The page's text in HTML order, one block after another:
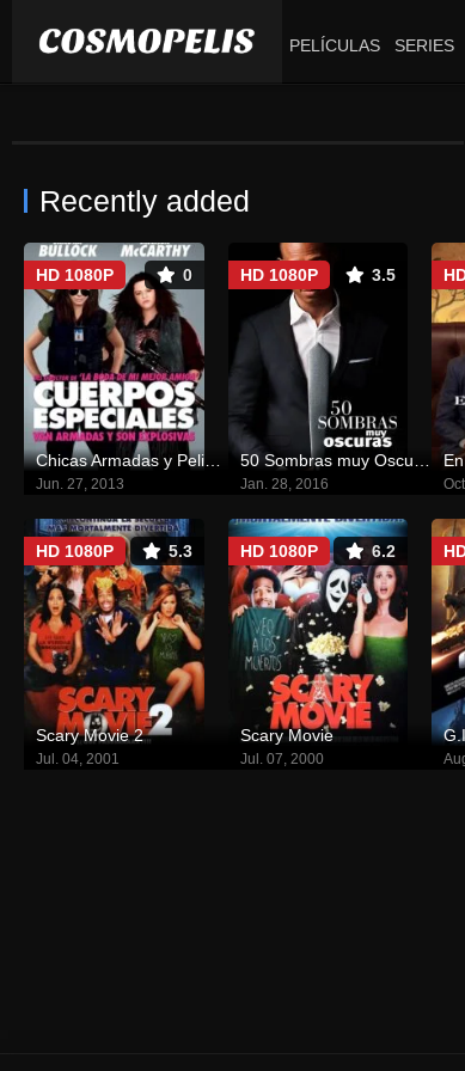
PELÍCULAS SERIES
Recently added
0
HD 1080P
Jun. 27, 2013
3.5
HD 1080P
Jan. 28, 2016
5.3
HD 1080P
Scary Movie 2
Jul. 04, 2001
6.2
HD 1080P
Scary Movie
Jul. 07, 2000